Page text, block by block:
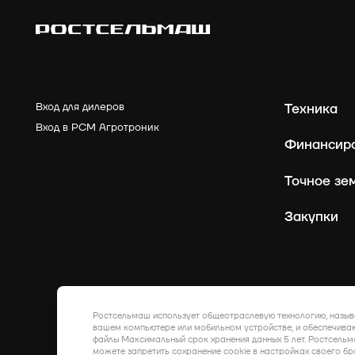
Вход для дилеров
Вход в РСМ Агротроник
Техника
Точное
Закупки
Ростсельмаш использует общеотраслевую технологию,
вашем компьютере или мобильном устройстве, и
файлы Максимальный срок хранения данных 5 лет.
можете запретить сохранение cookie в настройках своего